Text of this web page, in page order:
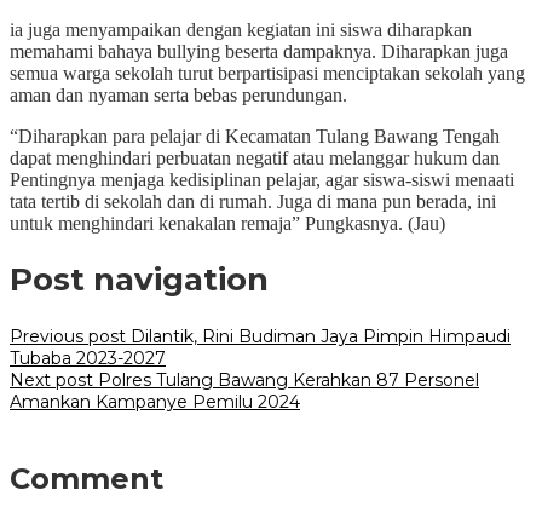
ia juga menyampaikan dengan kegiatan ini siswa diharapkan
memahami bahaya bullying beserta dampaknya. Diharapkan juga
semua warga sekolah turut berpartisipasi menciptakan sekolah yang
aman dan nyaman serta bebas perundungan.
“Diharapkan para pelajar di Kecamatan Tulang Bawang Tengah
dapat menghindari perbuatan negatif atau melanggar hukum dan
Pentingnya menjaga kedisiplinan pelajar, agar siswa-siswi menaati
tata tertib di sekolah dan di rumah. Juga di mana pun berada, ini
untuk menghindari kenakalan remaja” Pungkasnya. (Jau)
Post navigation
Previous post Dilantik, Rini Budiman Jaya Pimpin Himpaudi
Tubaba 2023-2027
Next post Polres Tulang Bawang Kerahkan 87 Personel
Amankan Kampanye Pemilu 2024
Comment